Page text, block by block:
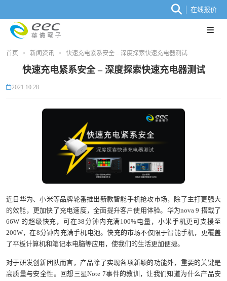
在线报价
首页 > 新闻资讯 > 快速充电紧系安全 – 深度探索快速充电器测试
快速充电紧系安全 – 深度探索快速充电器测试
2021.10.28
近日华为、小米等品牌轮番推出新款智能手机抢攻市场，除了主打更强大
的效能，更加快了充电速度，全面提升客户使用体验。华为nova 9 搭载了
66W 的超级快充，可在38分钟内充满100%电量，小米手机更可支援至
200W，在8分钟内充满手机电池。快充的市场不仅限于智能手机，更覆盖
了平板计算机和笔记本电脑等应用，使我们的生活更加便捷。
对于研发创新团队而言，产品除了实现各项新颖的功能外，重要的关键是
高质量与安全性。回想三星Note 7事件的教训，让我们知道为什么产品安